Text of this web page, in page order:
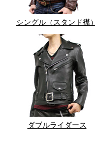
シングル（スタンド襟）
ダブルライダース